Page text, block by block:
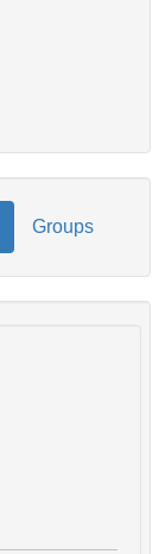
Groups